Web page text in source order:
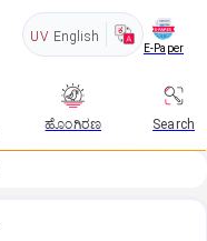
UV English
E-Paper
ಹೊಂಗಿರಣ Search